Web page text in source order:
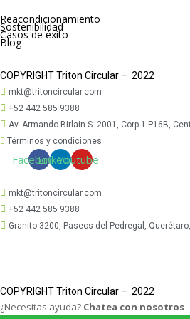
Reacondicionamiento
Sostenibilidad
Casos de éxito
Blog
COPYRIGHT Triton Circular – 2022
mkt@tritoncircular.com
+52 442 585 9388
Av. Armando Birlain S. 2001, Corp.1 P16B,
Términos y condiciones
Facebook
LinkedinYoutube
mkt@tritoncircular.com
+52 442 585 9388
Granito 3200, Paseos del Pedregal,
COPYRIGHT Triton Circular – 2022
¿Necesitas ayuda? Chatea con nosotros